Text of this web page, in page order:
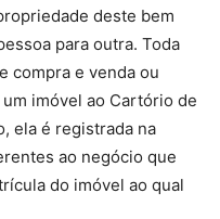
deste bem
para outra. Toda
compra e venda ou
imóvel ao Cartório de
ela é registrada na
ao negócio que
do imóvel ao qual